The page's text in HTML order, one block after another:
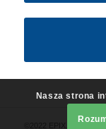
Nasza strona